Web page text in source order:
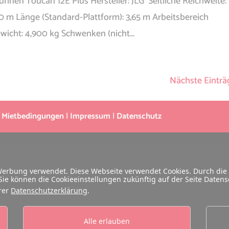
m Länge (Standard-Plattform): 3,65 m Arbeitsbereich
4,900 kg Schwenken (nicht...
Nächste
Mietbedingungen| Impressum | Datenschutz
verwendet. Diese Webseite verwendet Cookies. Durch
können die Cookieeinstellungen zukünftig auf der Seite
Datenschutzerklärung.
Alle erlauben